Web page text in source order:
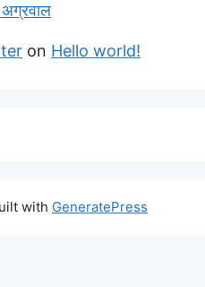
अग्रवाल
on Hello world!
with GeneratePress